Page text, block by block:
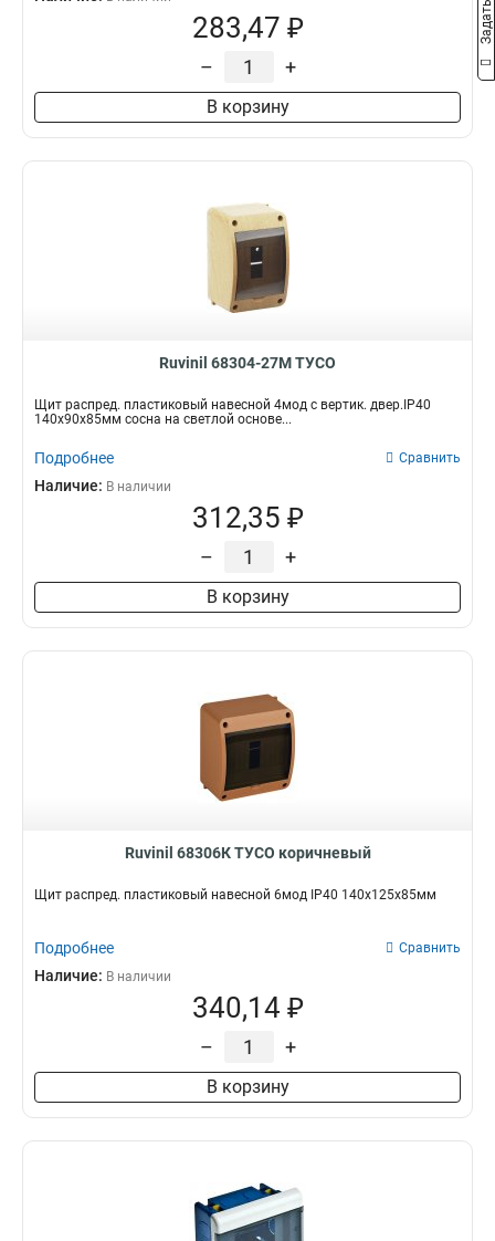
283,47 ₽
– +
В корзину
Ruvinil 68304-27М ТУСО
Щит распред. пластиковый навесной 4мод с вертик. двер.IP40
140х90х85мм сосна на светлой основе...
Подробнее Сравнить
Наличие: В наличии
312,35 ₽
– +
В корзину
Ruvinil 68306К ТУСО коричневый
Щит распред. пластиковый навесной 6мод IP40 140х125х85мм
Подробнее Сравнить
Наличие: В наличии
340,14 ₽
– +
В корзину